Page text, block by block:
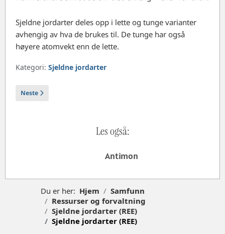
Sjeldne jordarter deles opp i lette og tunge varianter
avhengig av hva de brukes til. De tunge har også
høyere atomvekt enn de lette.
Kategori: Sjeldne jordarter
Neste artikkel: Antimon
Neste
Les også:
Antimon
Du er her: Hjem
Samfunn
Ressurser og forvaltning
Sjeldne jordarter (REE)
Sjeldne jordarter (REE)